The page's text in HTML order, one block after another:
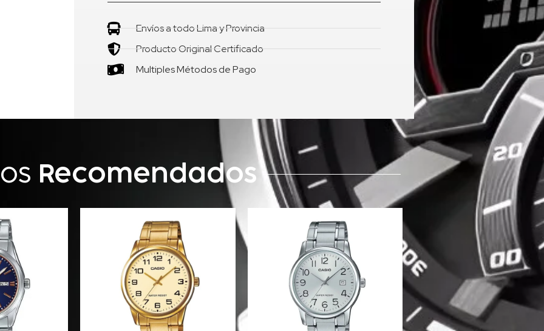
Envíos a todo Lima y Provincia
Producto Original Certificado
Multiples Métodos de Pago
Recomendados